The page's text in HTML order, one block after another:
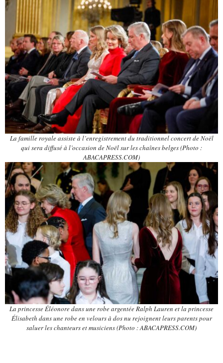
La famille royale assiste à l’enregistrement du traditionnel concert de Noël
qui sera diffusé à l’occasion de Noël sur les chaînes belges (Photo :
ABACAPRESS.COM)
La princesse Éléonore dans une robe argentée Ralph Lauren et la princesse
Élisabeth dans une robe en velours à dos nu rejoignent leurs parents pour
saluer les chanteurs et musiciens (Photo : ABACAPRESS.COM)